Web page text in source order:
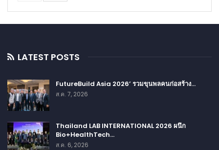
LATEST POSTS
FutureBuild Asia 2026’ รวมขุนพลคนก่อสร้าง…
ส.ค. 7, 2026
Thailand LAB INTERNATIONAL 2026 ผนึก
Bio+HealthTech…
ส.ค. 6, 2026